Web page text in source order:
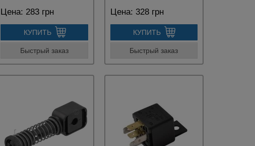
Цена: 283 грн
КУПИТЬ
Быстрый заказ
Цена: 328 грн
КУПИТЬ
Быстрый заказ